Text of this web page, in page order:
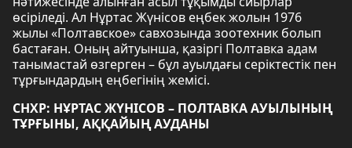
өсіріледі. Ал Нұртас Жүнісов еңбек жолын 1976
жылы «Полтавское» савхозында зоотехник болып
бастаған. Оның айтуынша, қазіргі Полтавка адам
танымастай өзгерген – бұл ауылдағы серіктестік пен
тұрғындардың еңбегінің жемісі.
СНХР: НҰРТАС ЖҮНІСОВ – ПОЛТАВКА АУЫЛЫНЫҢ
ТҰРҒЫНЫ, АҚҚАЙЫҢ АУДАНЫ